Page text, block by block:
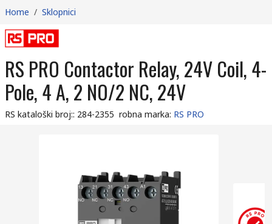
Home / Sklopnici
RS PRO Contactor Relay, 24V Coil, 4-
Pole, 4 A, 2 NO/2 NC, 24V
RS kataloški broj:: 284-2355 robna marka: RS PRO